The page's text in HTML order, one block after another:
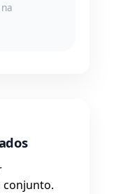
conjunto.